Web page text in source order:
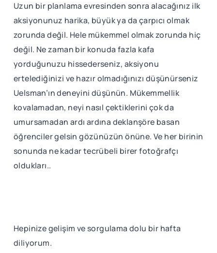
Uzun bir planlama evresinden sonra alacağınız ilk
aksiyonunuz harika, büyük ya da çarpıcı olmak
zorunda değil. Hele mükemmel olmak zorunda hiç
değil. Ne zaman bir konuda fazla kafa
yorduğunuzu hissederseniz, aksiyonu
ertelediğinizi ve hazır olmadığınızı düşünürseniz
Uelsman’ın deneyini düşünün. Mükemmellik
kovalamadan, neyi nasıl çektiklerini çok da
umursamadan ardı ardına deklanşöre basan
öğrenciler gelsin gözünüzün önüne. Ve her birinin
sonunda ne kadar tecrübeli birer fotoğrafçı
oldukları..
Hepinize gelişim ve sorgulama dolu bir hafta
diliyorum.